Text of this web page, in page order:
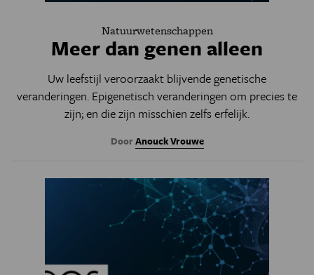
Natuurwetenschappen
Meer dan genen alleen
Uw leefstijl veroorzaakt blijvende genetische
veranderingen. Epigenetisch veranderingen om precies te
zijn; en die zijn misschien zelfs erfelijk.
DoorAnouck Vrouwe